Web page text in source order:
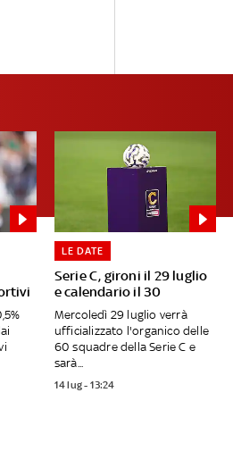
Serie C, gironi il 29 luglio
e calendario il 30
LE DATE
Mercoledì 29 luglio verrà
ufficializzato l'organico delle
60 squadre della Serie C e
sarà...
14 lug - 13:24